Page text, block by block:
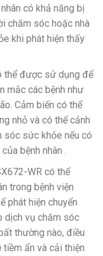
có khả năng bị
chăm sóc hoặc nhà
khi phát hiện thấy
thể được sử dụng để
mắc các bệnh như
Cảm biến có thể
nhỏ và có thể cảnh
sóc sức khỏe nếu có
của bệnh nhân .
WR có thể
trong bệnh viện
phát hiện chuyển
dịch vụ chăm sóc
thường nào, điều
ẩn và cải thiện